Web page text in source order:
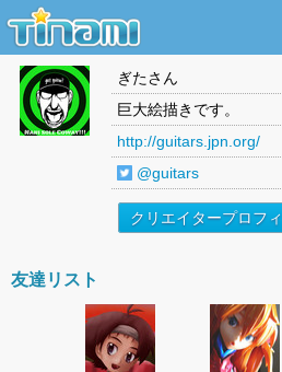
ぎたさん
巨大絵描きです。
http://guitars.jpn.org/
@guitars
クリエイタープロフ
友達リスト